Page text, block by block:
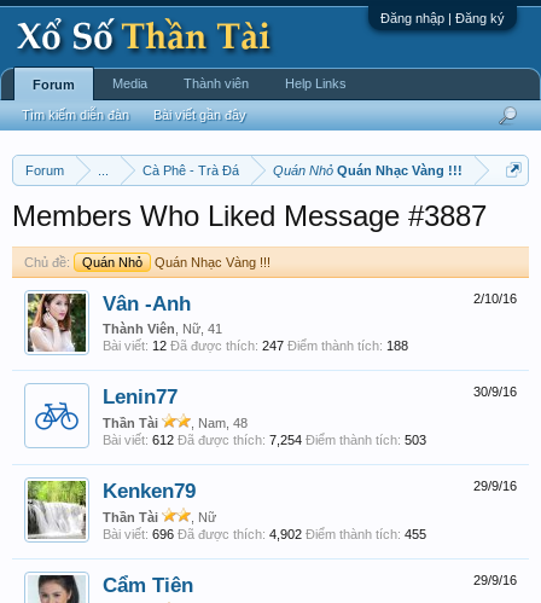
Đăng nhập | Đăng ký
Forum Cà Phê - Trà Đá Quán Nhỏ Quán Nhạc Vàng !!!
Members Who Liked Message #3887
Chủ đề: Quán Nhỏ Quán Nhạc Vàng !!!
2/10/16
Vân -Anh
Thành Viên , Nữ, 41
Bài viết: 12 Đã được thích: 247 Điểm thành tích: 188
30/9/16
Lenin77
Thần Tài
, Nam, 48
Bài viết: 612 Đã được thích: 7,254 Điểm thành tích: 503
29/9/16
Kenken79
Thần Tài
, Nữ
Bài viết: 696 Đã được thích: 4,902 Điểm thành tích: 455
29/9/16
Cẩm Tiên
Forum
Tìm kiếm diễn đàn Bài viết gần đây
Media Thành viên Help Links